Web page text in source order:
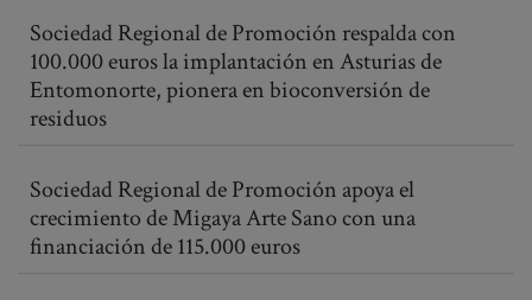
Sociedad Regional de Promoción respalda con
100.000 euros la implantación en Asturias de
Entomonorte, pionera en bioconversión de
residuos
Sociedad Regional de Promoción apoya el
crecimiento de Migaya Arte Sano con una
financiación de 115.000 euros